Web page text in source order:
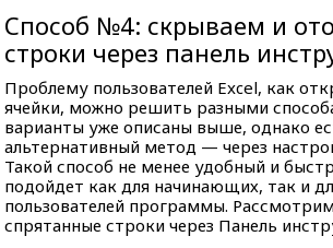
Способ №4: скрываем и
строки через панель
Проблему пользователей Excel, как
ячейки, можно решить разными
варианты уже описаны выше, однако
альтернативный метод — через
Такой способ не менее удобный и
подойдет как для начинающих, так и
пользователей программы.
спрятанные строки через Панель